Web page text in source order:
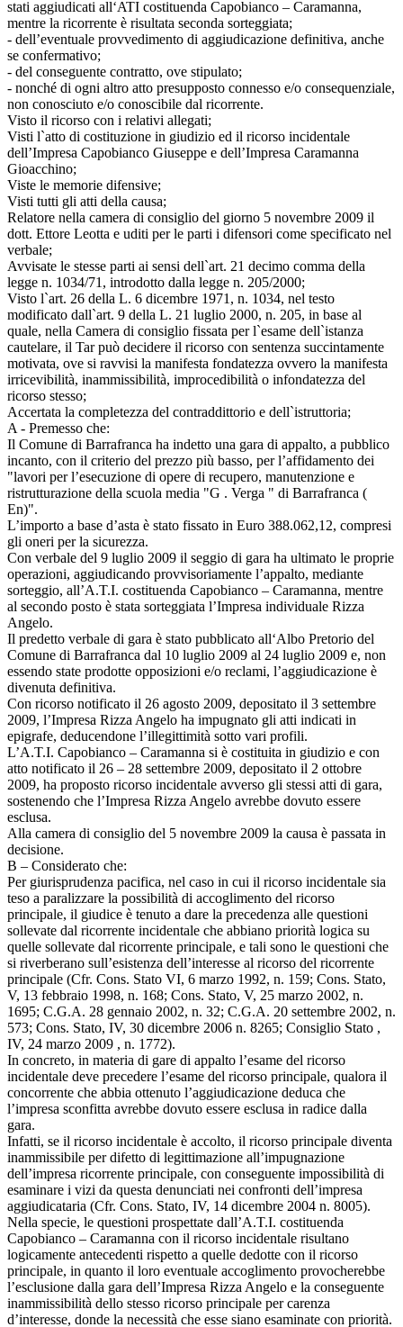
stati aggiudicati all‘ATI costituenda Capobianco – Caramanna,
mentre la ricorrente è risultata seconda sorteggiata;
- dell’eventuale provvedimento di aggiudicazione definitiva, anche
se confermativo;
- del conseguente contratto, ove stipulato;
- nonché di ogni altro atto presupposto connesso e/o consequenziale,
non conosciuto e/o conoscibile dal ricorrente.
Visto il ricorso con i relativi allegati;
Visti l`atto di costituzione in giudizio ed il ricorso incidentale
dell’Impresa Capobianco Giuseppe e dell’Impresa Caramanna
Gioacchino;
Viste le memorie difensive;
Visti tutti gli atti della causa;
Relatore nella camera di consiglio del giorno 5 novembre 2009 il
dott. Ettore Leotta e uditi per le parti i difensori come specificato nel
verbale;
Avvisate le stesse parti ai sensi dell`art. 21 decimo comma della
legge n. 1034/71, introdotto dalla legge n. 205/2000;
Visto l`art. 26 della L. 6 dicembre 1971, n. 1034, nel testo
modificato dall`art. 9 della L. 21 luglio 2000, n. 205, in base al
quale, nella Camera di consiglio fissata per l`esame dell`istanza
cautelare, il Tar può decidere il ricorso con sentenza succintamente
motivata, ove si ravvisi la manifesta fondatezza ovvero la manifesta
irricevibilità, inammissibilità, improcedibilità o infondatezza del
ricorso stesso;
Accertata la completezza del contraddittorio e dell`istruttoria;
A - Premesso che:
Il Comune di Barrafranca ha indetto una gara di appalto, a pubblico
incanto, con il criterio del prezzo più basso, per l’affidamento dei
"lavori per l’esecuzione di opere di recupero, manutenzione e
ristrutturazione della scuola media "G . Verga " di Barrafranca (
En)".
L’importo a base d’asta è stato fissato in Euro 388.062,12, compresi
gli oneri per la sicurezza.
Con verbale del 9 luglio 2009 il seggio di gara ha ultimato le proprie
operazioni, aggiudicando provvisoriamente l’appalto, mediante
sorteggio, all’A.T.I. costituenda Capobianco – Caramanna, mentre
al secondo posto è stata sorteggiata l’Impresa individuale Rizza
Angelo.
Il predetto verbale di gara è stato pubblicato all‘Albo Pretorio del
Comune di Barrafranca dal 10 luglio 2009 al 24 luglio 2009 e, non
essendo state prodotte opposizioni e/o reclami, l’aggiudicazione è
divenuta definitiva.
Con ricorso notificato il 26 agosto 2009, depositato il 3 settembre
2009, l’Impresa Rizza Angelo ha impugnato gli atti indicati in
epigrafe, deducendone l’illegittimità sotto vari profili.
L’A.T.I. Capobianco – Caramanna si è costituita in giudizio e con
atto notificato il 26 – 28 settembre 2009, depositato il 2 ottobre
2009, ha proposto ricorso incidentale avverso gli stessi atti di gara,
sostenendo che l’Impresa Rizza Angelo avrebbe dovuto essere
esclusa.
Alla camera di consiglio del 5 novembre 2009 la causa è passata in
decisione.
B – Considerato che:
Per giurisprudenza pacifica, nel caso in cui il ricorso incidentale sia
teso a paralizzare la possibilità di accoglimento del ricorso
principale, il giudice è tenuto a dare la precedenza alle questioni
sollevate dal ricorrente incidentale che abbiano priorità logica su
quelle sollevate dal ricorrente principale, e tali sono le questioni che
si riverberano sull’esistenza dell’interesse al ricorso del ricorrente
principale (Cfr. Cons. Stato VI, 6 marzo 1992, n. 159; Cons. Stato,
V, 13 febbraio 1998, n. 168; Cons. Stato, V, 25 marzo 2002, n.
1695; C.G.A. 28 gennaio 2002, n. 32; C.G.A. 20 settembre 2002, n.
573; Cons. Stato, IV, 30 dicembre 2006 n. 8265; Consiglio Stato ,
IV, 24 marzo 2009 , n. 1772).
In concreto, in materia di gare di appalto l’esame del ricorso
incidentale deve precedere l’esame del ricorso principale, qualora il
concorrente che abbia ottenuto l’aggiudicazione deduca che
l’impresa sconfitta avrebbe dovuto essere esclusa in radice dalla
gara.
Infatti, se il ricorso incidentale è accolto, il ricorso principale diventa
inammissibile per difetto di legittimazione all’impugnazione
dell’impresa ricorrente principale, con conseguente impossibilità di
esaminare i vizi da questa denunciati nei confronti dell’impresa
aggiudicataria (Cfr. Cons. Stato, IV, 14 dicembre 2004 n. 8005).
Nella specie, le questioni prospettate dall’A.T.I. costituenda
Capobianco – Caramanna con il ricorso incidentale risultano
logicamente antecedenti rispetto a quelle dedotte con il ricorso
principale, in quanto il loro eventuale accoglimento provocherebbe
l’esclusione dalla gara dell’Impresa Rizza Angelo e la conseguente
inammissibilità dello stesso ricorso principale per carenza
d’interesse, donde la necessità che esse siano esaminate con priorità.